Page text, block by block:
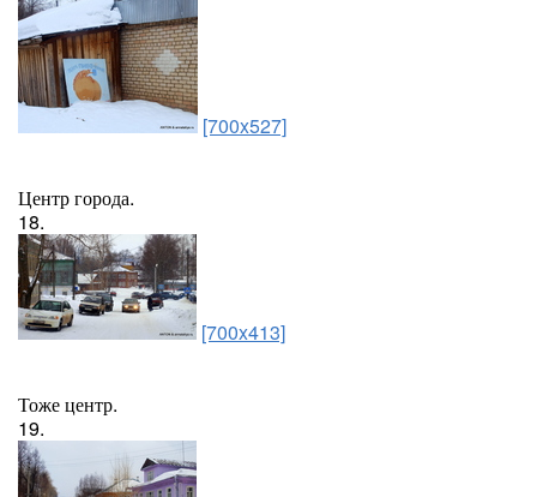
[700x527]
Центр города.
18.
[700x413]
Тоже центр.
19.